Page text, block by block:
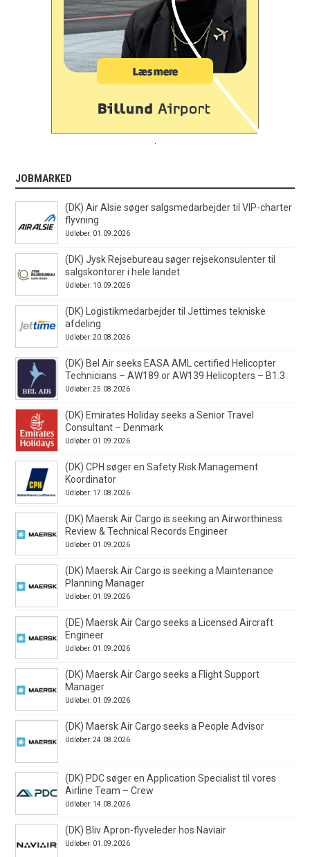
JOBMARKED
(DK) Air Alsie søger salgsmedarbejder til VIP-charter
flyvning
Udløber: 01.09.2026
(DK) Jysk Rejsebureau søger rejsekonsulenter til
salgskontorer i hele landet
Udløber: 10.09.2026
(DK) Logistikmedarbejder til Jettimes tekniske
afdeling
Udløber: 20.08.2026
(DK) Bel Air seeks EASA AML certified Helicopter
Technicians – AW189 or AW139 Helicopters – B1.3
Udløber: 25.08.2026
(DK) Emirates Holiday seeks a Senior Travel
Consultant – Denmark
Udløber: 01.09.2026
(DK) CPH søger en Safety Risk Management
Koordinator
Udløber: 17.08.2026
(DK) Maersk Air Cargo is seeking an Airworthiness
Review & Technical Records Engineer
Udløber: 01.09.2026
(DK) Maersk Air Cargo is seeking a Maintenance
Planning Manager
Udløber: 01.09.2026
(DE) Maersk Air Cargo seeks a Licensed Aircraft
Engineer
Udløber: 01.09.2026
(DK) Maersk Air Cargo seeks a Flight Support
Manager
Udløber: 01.09.2026
(DK) Maersk Air Cargo seeks a People Advisor
Udløber: 24.08.2026
(DK) PDC søger en Application Specialist til vores
Airline Team – Crew
Udløber: 14.08.2026
(DK) Bliv Apron-flyveleder hos Naviair
Udløber: 01.09.2026